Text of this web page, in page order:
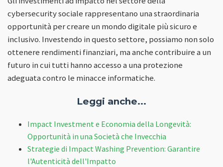
cybersecurity sociale rappresentano una straordinaria
opportunità per creare un mondo digitale più sicuro e
inclusivo. Investendo in questo settore, possiamo non solo
ottenere rendimenti finanziari, ma anche contribuire a un
futuro in cui tutti hanno accesso a una protezione
adeguata contro le minacce informatiche.
Leggi anche...
Impact Investment e Economia della Longevità:
Opportunità in una Società che Invecchia
Strategie di Impact Washing Prevention: Garantire
l'Autenticità dell'Impatto